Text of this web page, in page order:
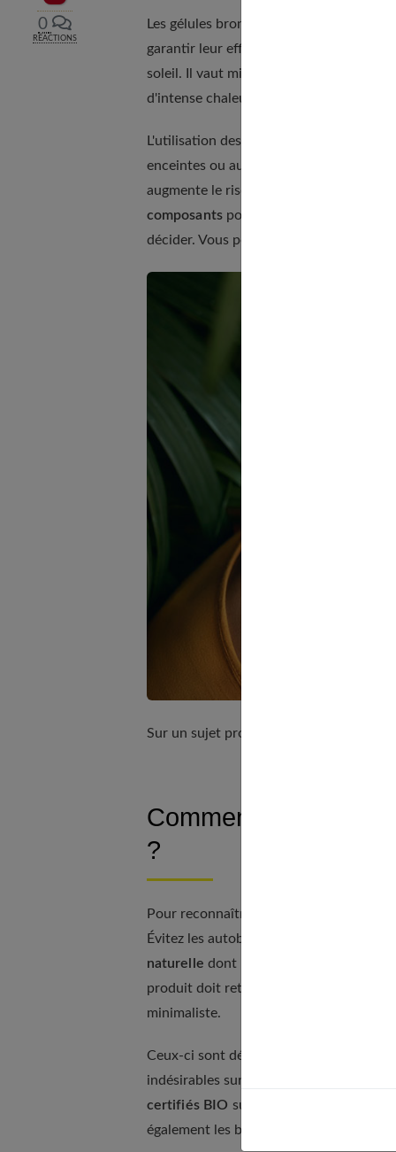
0
RÉACTIONS
Les gélules bronzantes ne sont pas
garantir leur efficacité. Ces
soleil. Il vaut mieux appliquer un écran
d'intense chaleur, pensez à mettre un
L'utilisation des autobronzants sous
enceintes ou aux personnes qui
augmente le risque de cancer chez les
composants pour réaliser leurs cures.
décider. Vous pouvez aussi demander
Sur un sujet proche, découvrez
Comment être sûr de
?
Pour reconnaître un produit de bonne
Évitez les autobronzants riches en
naturelle dont la traçabilité complète
produit doit retenir votre attention.
minimaliste.
Ceux-ci sont dépourvus d'additifs et de
indésirables sur la santé. Renseignez-
certifiés BIO subissent différents tests
également les bonnes pratiques